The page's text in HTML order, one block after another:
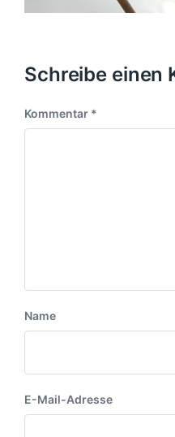
Schreibe einen
Kommentar *
Name
E-Mail-Adresse